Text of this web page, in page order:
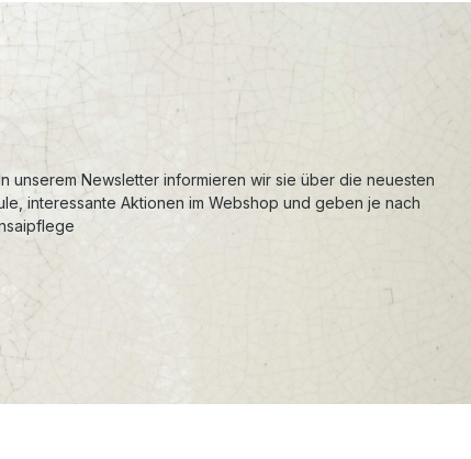
unserem Newsletter informieren wir sie über die neuesten
interessante Aktionen im Webshop und geben je nach